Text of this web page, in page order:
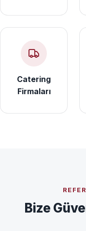
Catering
Firmaları
Bize